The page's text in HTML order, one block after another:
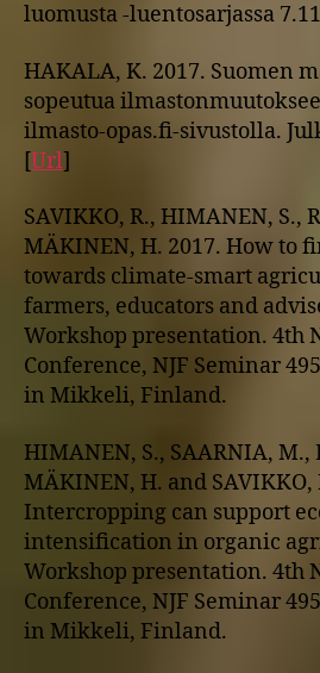
luomusta -luentosarjassa
HAKALA, K. 2017. Suomen
sopeutua
ilmasto-opas.fi-sivustolla.
[Url]
SAVIKKO, R., HIMANEN, S.,
MÄKINEN, H. 2017. How to
towards climate-smart
farmers, educators and
Workshop presentation. 4th
Conference, NJF Seminar
in Mikkeli, Finland.
HIMANEN, S., SAARNIA, M.,
MÄKINEN, H. and SAVIKKO,
Intercropping can support
intensification in organic
Workshop presentation. 4th
Conference, NJF Seminar
in Mikkeli, Finland.